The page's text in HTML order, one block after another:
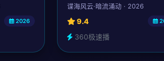
2026
谍海风云·暗流涌动 · 2026
9.4
360极速播